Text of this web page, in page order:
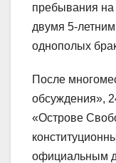
пребывания на
двумя 5-
однополых
После
обсуждения»,
«Острове
официальным